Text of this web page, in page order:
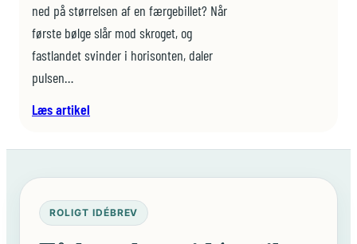
ned på størrelsen af en færgebillet? Når
første bølge slår mod skroget, og
fastlandet svinder i horisonten, daler
pulsen…
Læs artikel
m
m
e
ROLIGT IDÉBREV